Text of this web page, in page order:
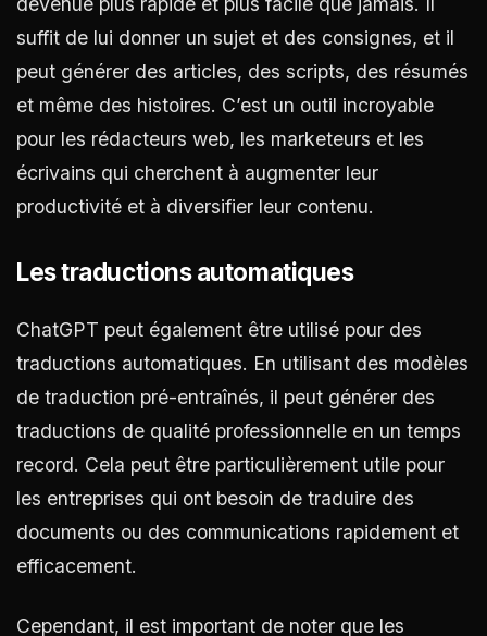
suffit de lui donner un sujet et des consignes, et il
peut générer des articles, des scripts, des résumés
et même des histoires. C’est un outil incroyable
pour les rédacteurs web, les marketeurs et les
écrivains qui cherchent à augmenter leur
productivité et à diversifier leur contenu.
Les traductions automatiques
ChatGPT peut également être utilisé pour des
traductions automatiques. En utilisant des modèles
de traduction pré-entraînés, il peut générer des
traductions de qualité professionnelle en un temps
record. Cela peut être particulièrement utile pour
les entreprises qui ont besoin de traduire des
documents ou des communications rapidement et
efficacement.
Cependant, il est important de noter que les